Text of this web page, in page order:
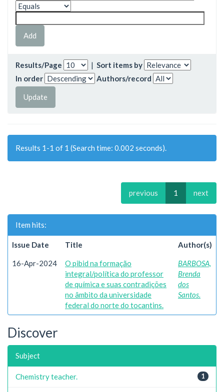
Results/Page | Sort items by
In order
Authors/record
Results 1-1 of 1 (Search time: 0.002 seconds).
previous 1 next
Item hits:
Issue Date Title Author(s)
16-Apr-2024
O pibid na formação
integral/política do professor
de química e suas contradições
no âmbito da universidade
federal do norte do tocantins.
BARBOSA,
Brenda
dos
Santos.
Discover
Subject
1
Chemistry teacher.